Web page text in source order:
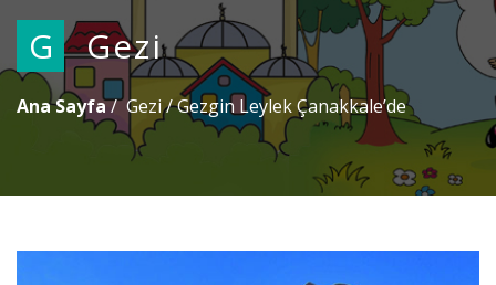
G Gezi
Ana Sayfa Gezi /Gezgin Leylek Çanakkale’de